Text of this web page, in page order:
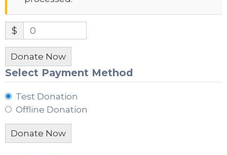
$ 0
Donate Now
Select Payment Method
Test Donation
Offline Donation